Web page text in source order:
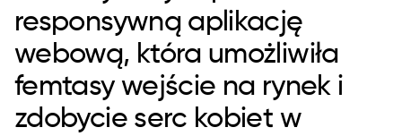
responsywną aplikację
webową, która umożliwiła
femtasy wejście na rynek i
zdobycie serc kobiet w